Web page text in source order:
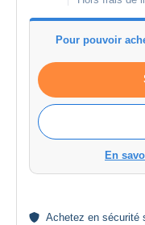
Pour pouvoir
En
Achetez en sécurité